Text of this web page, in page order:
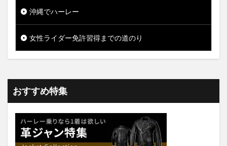
沖縄でハーレー
女性ライダー免許習得までの道のり
おすすめ特集